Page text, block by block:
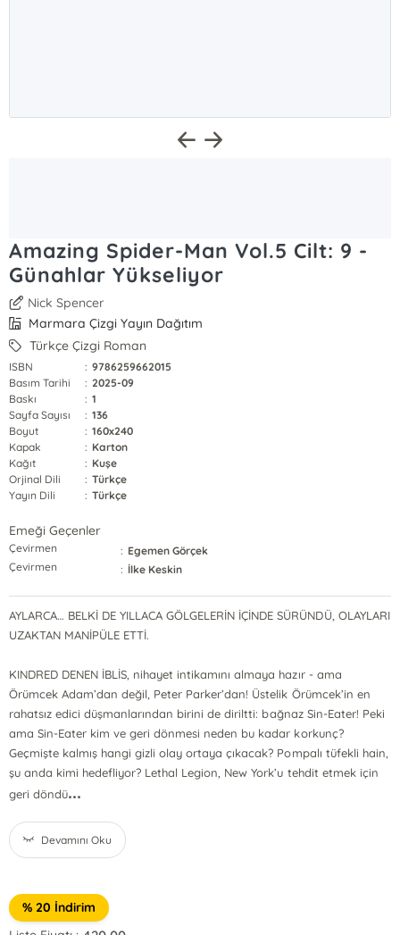
Amazing Spider-Man Vol.5 Cilt: 9 -
Günahlar Yükseliyor
Nick Spencer
Marmara Çizgi Yayın Dağıtım
Türkçe Çizgi Roman
ISBN : 9786259662015
Basım Tarihi
: 2025-09
Baskı
: 1
Sayfa Sayısı
: 136
Boyut
: 160x240
Kapak
: Karton
Kağıt
: Kuşe
Orjinal Dili
: Türkçe
Yayın Dili
: Türkçe
Emeği Geçenler
Çevirmen : Egemen Görçek
Çevirmen
: İlke Keskin
AYLARCA… BELKİ DE YILLACA GÖLGELERİN İÇİNDE SÜRÜNDÜ, OLAYLARI
UZAKTAN MANİPÜLE ETTİ.
KINDRED DENEN İBLİS, nihayet intikamını almaya hazır - ama
Örümcek Adam’dan değil, Peter Parker’dan! Üstelik Örümcek’in en
rahatsız edici düşmanlarından birini de diriltti: bağnaz Sin-Eater! Peki
ama Sin-Eater kim ve geri dönmesi neden bu kadar korkunç?
Geçmişte kalmış hangi gizli olay ortaya çıkacak? Pompalı tüfekli hain,
şu anda kimi hedefliyor? Lethal Legion, New York’u tehdit etmek için
geri döndü...
Devamını Oku
% 20 İndirim